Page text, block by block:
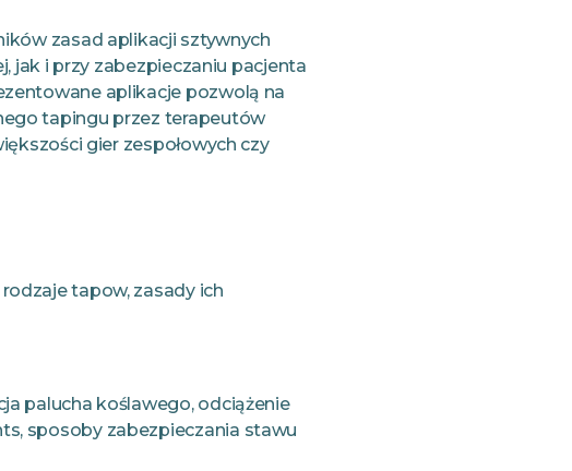
zasad aplikacji sztywnych
jak i przy zabezpieczaniu pacjenta
aplikacje pozwolą na
tapingu przez terapeutów
gier zespołowych czy
tapow, zasady ich
palucha koślawego, odciążenie
sposoby zabezpieczania stawu